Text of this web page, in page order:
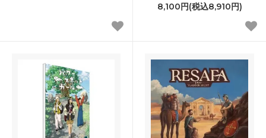
8,100円(税込8,910円)